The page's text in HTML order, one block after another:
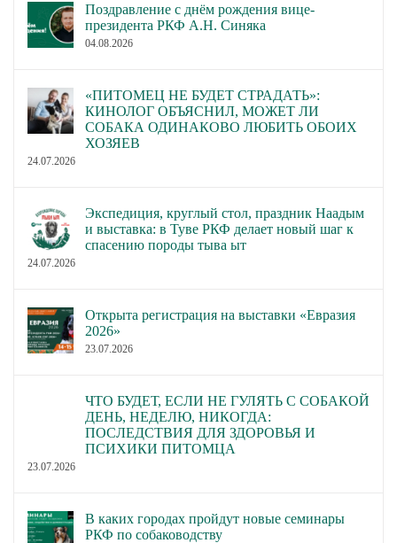
Поздравление с днём рождения вице-
президента РКФ А.Н. Синяка
04.08.2026
«ПИТОМЕЦ НЕ БУДЕТ СТРАДАТЬ»:
КИНОЛОГ ОБЪЯСНИЛ, МОЖЕТ ЛИ
СОБАКА ОДИНАКОВО ЛЮБИТЬ ОБОИХ
ХОЗЯЕВ
24.07.2026
Экспедиция, круглый стол, праздник Наадым
и выставка: в Туве РКФ делает новый шаг к
спасению породы тыва ыт
24.07.2026
Открыта регистрация на выставки «Евразия
2026»
23.07.2026
ЧТО БУДЕТ, ЕСЛИ НЕ ГУЛЯТЬ С СОБАКОЙ
ДЕНЬ, НЕДЕЛЮ, НИКОГДА:
ПОСЛЕДСТВИЯ ДЛЯ ЗДОРОВЬЯ И
ПСИХИКИ ПИТОМЦА
23.07.2026
В каких городах пройдут новые семинары
РКФ по собаководству